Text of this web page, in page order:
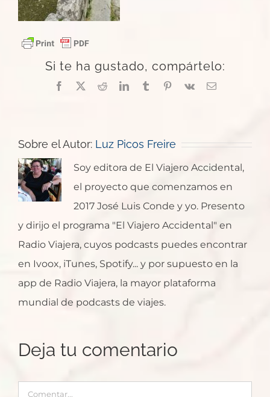
Si te ha gustado, compártelo:
Facebook
X RedditLinkedInTumblrPinterest
Vk
Correo
Sobre el Autor: Luz Picos Freire
Soy editora de El Viajero Accidental,
el proyecto que comenzamos en
2017 José Luis Conde y yo. Presento
y dirijo el programa "El Viajero Accidental" en
Radio Viajera, cuyos podcasts puedes encontrar
en Ivoox, iTunes, Spotify... y por supuesto en la
app de Radio Viajera, la mayor plataforma
mundial de podcasts de viajes.
Deja tu comentario
Comentar